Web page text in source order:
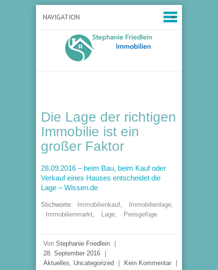
Die Lage der richtigen
Immobilie ist ein
großer Faktor
28.09.2016 – beim Bau, beim Kauf oder
Verkauf eines Hauses entscheidet die
Lage – Wissen.de
Stichworte: Immobilienkauf, Immobilienlage,
Immobilienmarkt, Lage, Preisgefüge
Von Stephanie Friedlein
28. September 2016
Aktuelles, Uncategorized Kein Kommentar